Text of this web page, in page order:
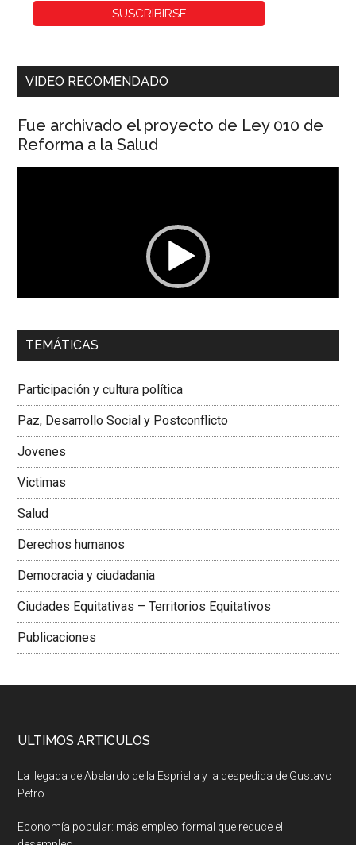
VIDEO RECOMENDADO
Fue archivado el proyecto de Ley 010 de
Reforma a la Salud
00:00 01:04
Dra. Carolina Corcho Mejía,Presidenta Corporación
Colombiana
TEMÁTICAS
Participación y cultura política
Paz, Desarrollo Social y Postconflicto
Jovenes
Victimas
Salud
Derechos humanos
Democracia y ciudadania
Ciudades Equitativas – Territorios Equitativos
Publicaciones
ULTIMOS ARTICULOS
La llegada de Abelardo de la Espriella y la despedida de Gustavo
Petro
Economía popular: más empleo formal que reduce el